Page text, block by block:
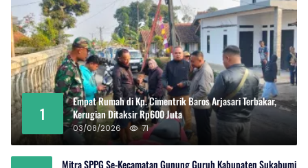
1
Empat Rumah di Kp. Cimentrik Baros Arjasari Terbakar,
Kerugian Ditaksir Rp600 Juta
03/08/2026 71
Mitra SPPG Se-Kecamatan Gunung Guruh Kabupaten Sukabumi